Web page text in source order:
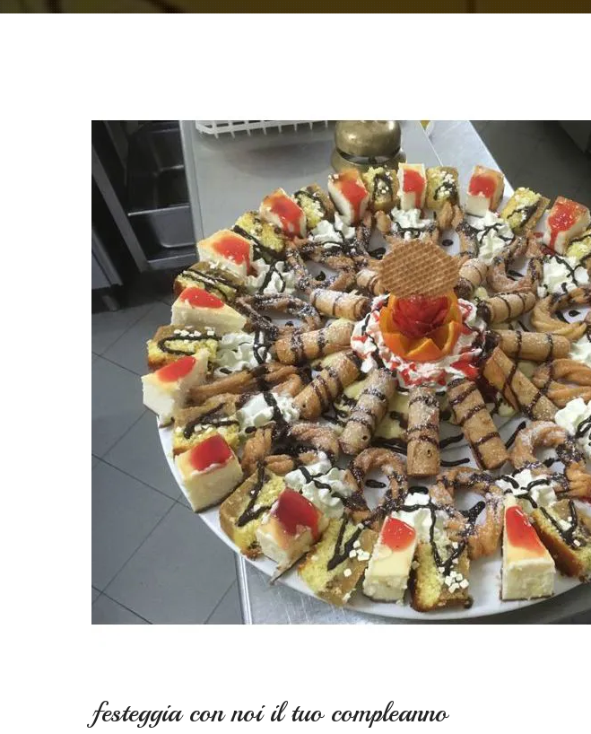
festeggia con noi il tuo compleanno